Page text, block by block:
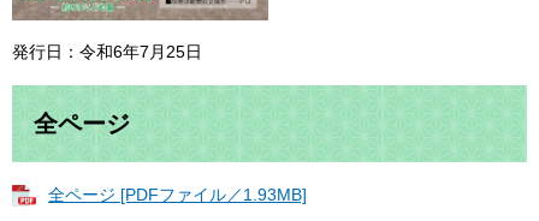
発行日：令和6年7月25日
全ページ
全ページ [PDFファイル／1.93MB]